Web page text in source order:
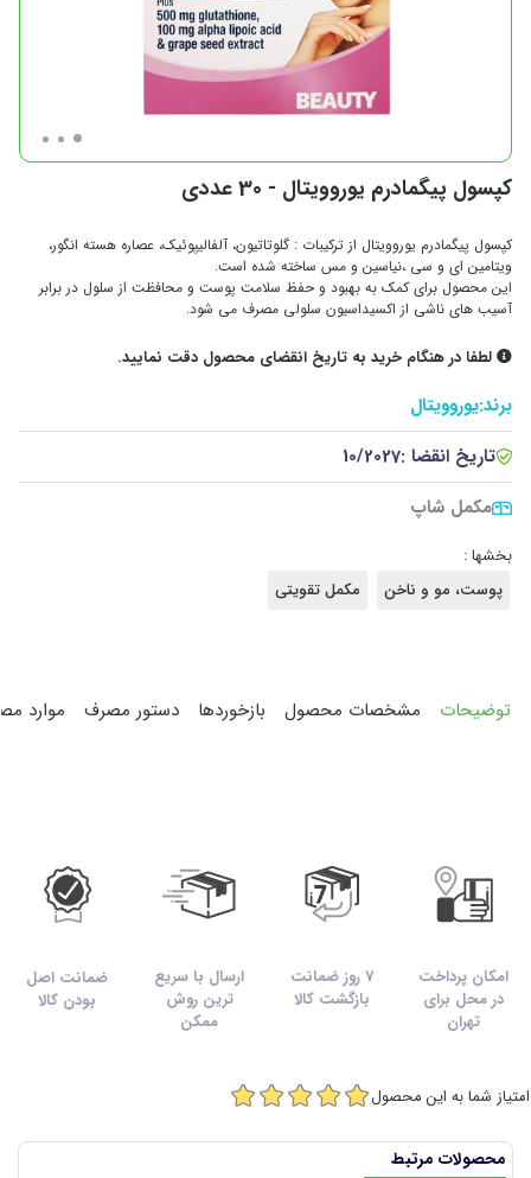
کپسول پیگمادرم یوروویتال - 30 عددی
کپسول پیگمادرم یوروویتال از ترکیبات : گلوتاتیون، آلفالیپوئیک، عصاره هسته انگور،
ویتامین ای و سی ،نیاسین و مس ساخته شده است.
این محصول برای کمک به بهبود و حفظ سلامت پوست و محافظت از سلول در برابر
آسیب های ناشی از اکسیداسیون سلولی مصرف می شود.
لطفا در هنگام خرید به تاریخ انقضای محصول دقت نمایید.
برند:یوروویتال
تاریخ انقضا :10/2027
مکمل شاپ
بخشها :
پوست، مو و ناخن
مکمل تقویتی
توضیحات مشخصات محصول بازخوردها دستور مصرف موارد
امکان پرداخت
در محل برای
تهران
7 روز ضمانت
بازگشت کالا
ارسال با سریع
ترین روش
ممکن
ضمانت اصل
بودن کالا
امتیاز شما به این محصول
محصولات مرتبط